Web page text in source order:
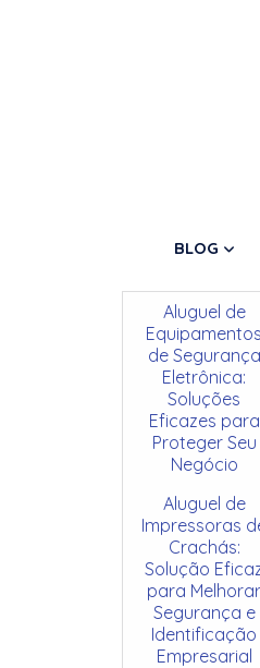
BLOG
Aluguel de
Equipamentos
de Segurança
Eletrônica:
Soluções
Eficazes para
Proteger Seu
Negócio
Aluguel de
Impressoras
Crachás:
Solução
para Melhorar
Segurança e
Identificação
Empresarial